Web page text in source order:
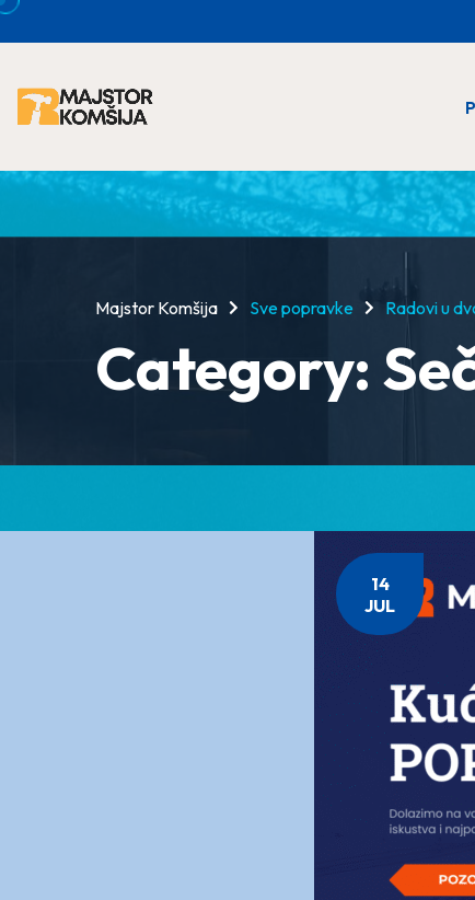
Majstor Komšija Sve popravke Radovi u
Category:
14
JUL